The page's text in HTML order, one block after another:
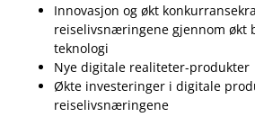
Innovasjon og økt
reiselivsnæringene gjennom økt
teknologi
Nye digitale realiteter-produkter
Økte investeringer i digitale
reiselivsnæringene